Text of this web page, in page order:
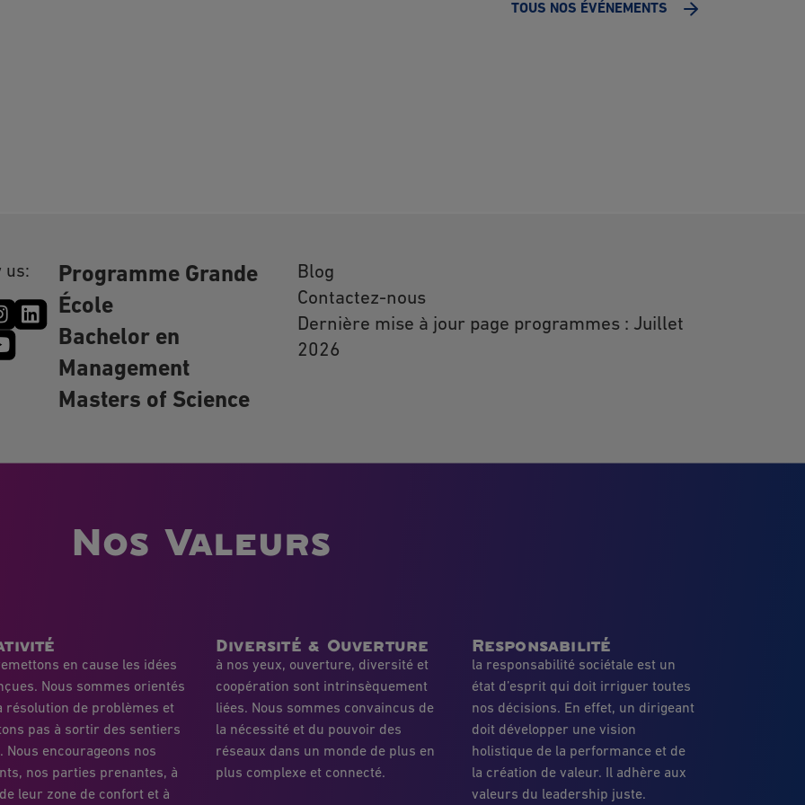
TOUS NOS ÉVÉNEMENTS
us:
Programme Grande
École
Bachelor en
Management
Masters of Science
Blog
Contactez-nous
Dernière mise à jour page programmes : Juillet
2026
Nos Valeurs
en cause les idées
Nous sommes orientés
résolution de problèmes et
pas à sortir des sentiers
Nous encourageons nos
nos parties prenantes, à
leur zone de confort et à
Diversité & Ouverture
à nos yeux, ouverture, diversité et
coopération sont intrinsèquement
liées. Nous sommes convaincus de
la nécessité et du pouvoir des
réseaux dans un monde de plus en
plus complexe et connecté.
Responsabilité
la responsabilité sociétale est un
état d’esprit qui doit irriguer toutes
nos décisions. En effet, un dirigeant
doit développer une vision
holistique de la performance et de
la création de valeur. Il adhère aux
valeurs du leadership juste.